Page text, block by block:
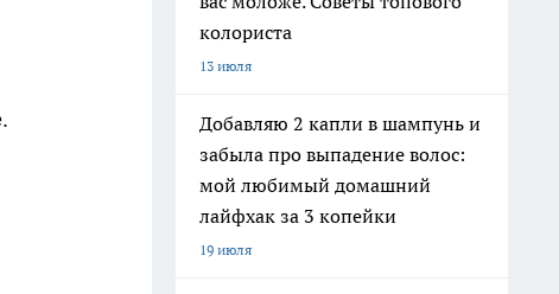
колориста
13 июля
Добавляю 2 капли в шампунь и
забыла про выпадение волос:
мой любимый домашний
лайфхак за 3 копейки
19 июля